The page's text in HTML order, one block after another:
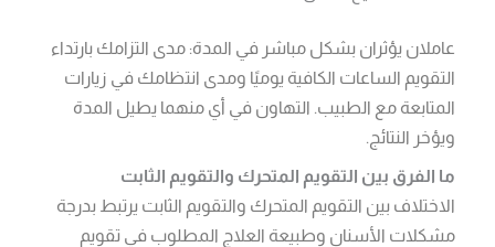
عاملان يؤثران بشكل مباشر في المدة: مدى التزامك بارتداء
التقويم الساعات الكافية يوميًا ومدى انتظامك في زيارات
المتابعة مع الطبيب. التهاون في أي منهما يطيل المدة
ويؤخر النتائج.
ما الفرق بين التقويم المتحرك والتقويم الثابت
الاختلاف بين التقويم المتحرك والتقويم الثابت يرتبط بدرجة
مشكلات الأسنان وطبيعة العلاج المطلوب في تقويم